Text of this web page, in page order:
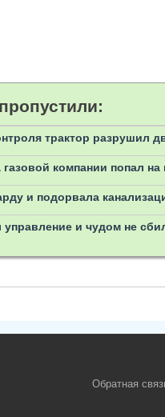
трактор разрушил
компании попал
и подорвала
и чудом не
Обратная